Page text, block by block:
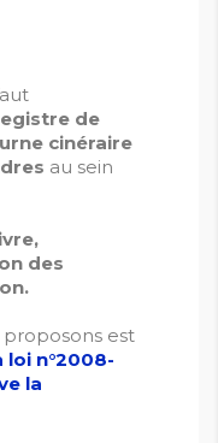
de
cinéraire
au sein
des
est
loi n°2008-
la